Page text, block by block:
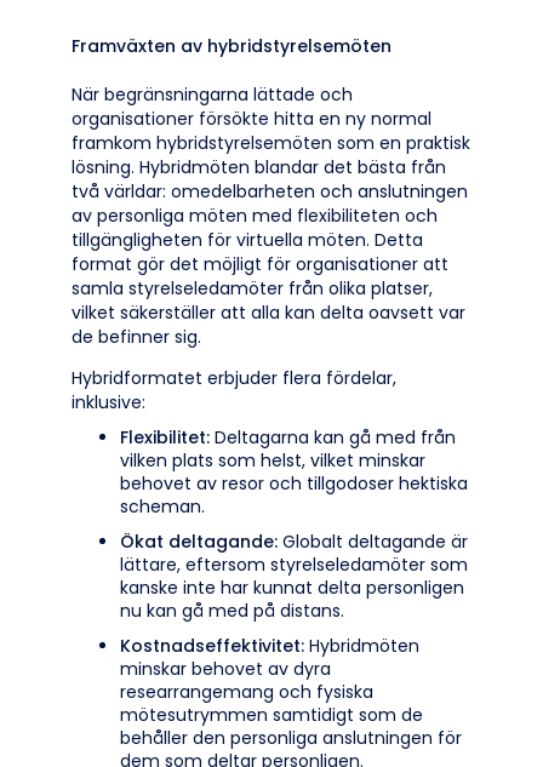
Framväxten av hybridstyrelsemöten
När begränsningarna lättade och
organisationer försökte hitta en ny normal
framkom hybridstyrelsemöten som en praktisk
lösning. Hybridmöten blandar det bästa från
två världar: omedelbarheten och anslutningen
av personliga möten med flexibiliteten och
tillgängligheten för virtuella möten. Detta
format gör det möjligt för organisationer att
samla styrelseledamöter från olika platser,
vilket säkerställer att alla kan delta oavsett var
de befinner sig.
Hybridformatet erbjuder flera fördelar,
inklusive:
Flexibilitet: Deltagarna kan gå med från
vilken plats som helst, vilket minskar
behovet av resor och tillgodoser hektiska
scheman.
Ökat deltagande: Globalt deltagande är
lättare, eftersom styrelseledamöter som
kanske inte har kunnat delta personligen
nu kan gå med på distans.
Kostnadseffektivitet: Hybridmöten
minskar behovet av dyra
researrangemang och fysiska
mötesutrymmen samtidigt som de
behåller den personliga anslutningen för
dem som deltar personligen.